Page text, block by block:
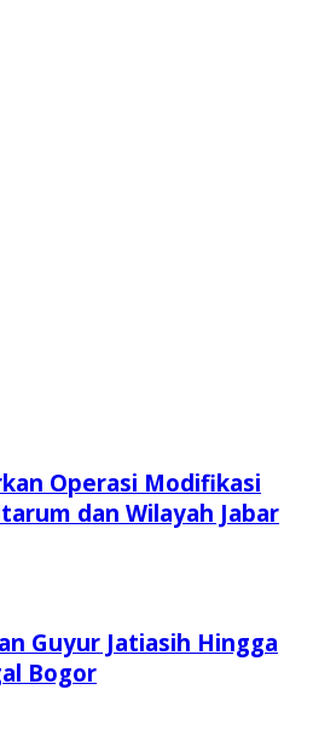
Operasi Modifikasi
dan Wilayah Jabar
Guyur Jatiasih Hingga
Bogor